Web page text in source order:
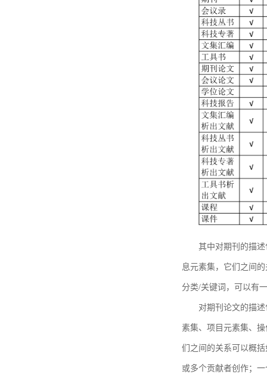
其中对期刊的描
息元素集，它们之间
分类/关键词，可以有
对期刊论文的描
素集、项目元素集、
们之间的关系可以概
或多个贡献者创作；